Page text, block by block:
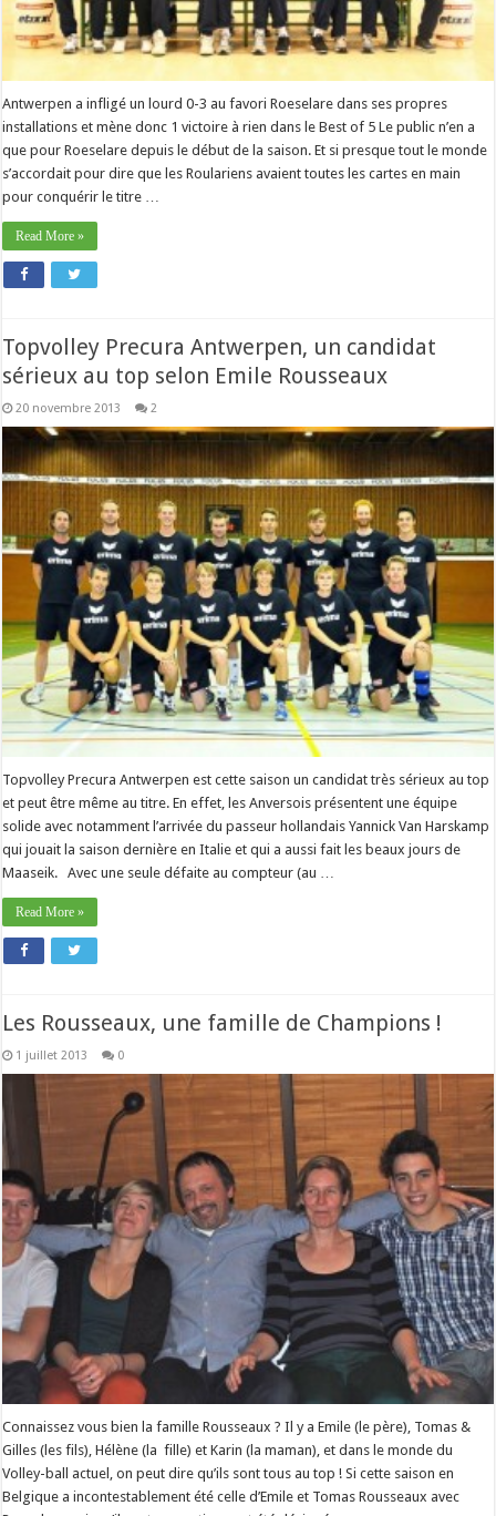
Antwerpen a infligé un lourd 0-3 au favori Roeselare dans ses propres
installations et mène donc 1 victoire à rien dans le Best of 5 Le public n’en a
que pour Roeselare depuis le début de la saison. Et si presque tout le monde
s’accordait pour dire que les Roulariens avaient toutes les cartes en main
pour conquérir le titre …
Read More »
Topvolley Precura Antwerpen, un candidat
sérieux au top selon Emile Rousseaux
20 novembre 2013 2
Topvolley Precura Antwerpen est cette saison un candidat très sérieux au top
et peut être même au titre. En effet, les Anversois présentent une équipe
solide avec notamment l’arrivée du passeur hollandais Yannick Van Harskamp
qui jouait la saison dernière en Italie et qui a aussi fait les beaux jours de
Maaseik. Avec une seule défaite au compteur (au …
Read More »
Les Rousseaux, une famille de Champions !
1 juillet 2013 0
Connaissez vous bien la famille Rousseaux ? Il y a Emile (le père), Tomas &
Gilles (les fils), Hélène (la fille) et Karin (la maman), et dans le monde du
Volley-ball actuel, on peut dire qu’ils sont tous au top ! Si cette saison en
Belgique a incontestablement été celle d’Emile et Tomas Rousseaux avec